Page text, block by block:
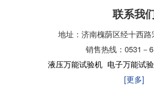
联系我
地址：济南槐荫区经十西
销售热线：0531－
液压万能试验机 电子万能试
[更多]